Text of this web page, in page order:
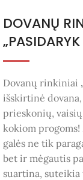
DOVANŲ
Dovanų rinkiniai
išskirtinė
prieskonių,
kokiom
galės ne tik
bet ir mėgautis
suartina,